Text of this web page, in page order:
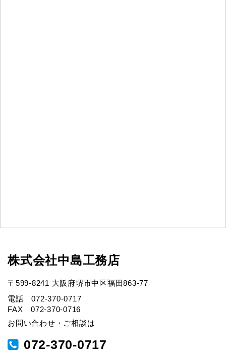
株式会社中島工務店
〒599-8241 大阪府堺市中区福田863-77
電話 072-370-0717
FAX 072-370-0716
お問い合わせ・ご相談は
072-370-0717